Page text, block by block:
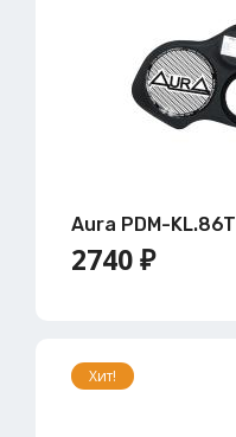
Aura PDM-KL.86T
2740 ₽
Хит!